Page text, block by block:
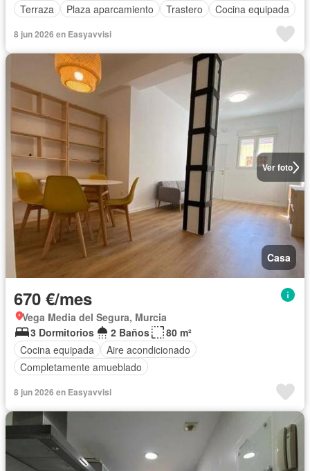
Terraza
Plaza aparcamiento Trastero Cocina equipada
8 jun 2026 en Easyavvisi
Ver foto
Casa
670 €/mes
Vega Media del Segura, Murcia
3 Dormitorios
2 Baños
80 m²
Cocina equipada
Aire acondicionado
Completamente amueblado
8 jun 2026 en Easyavvisi